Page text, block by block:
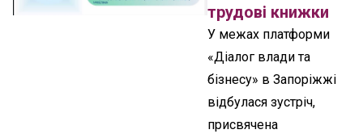
трудові книжки
У межах платформи
«Діалог влади та
бізнесу» в Запоріжжі
відбулася зустріч,
присвячена